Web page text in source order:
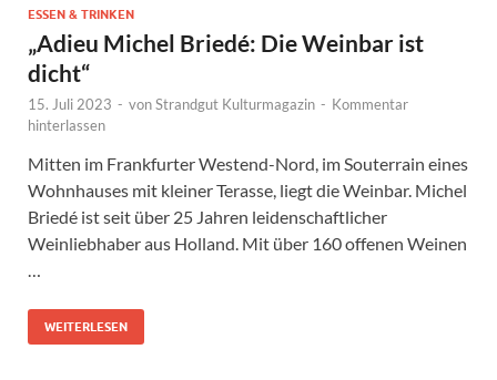
ESSEN & TRINKEN
„Adieu Michel Briedé: Die Weinbar ist
dicht“
15. Juli 2023 - vonStrandgut Kulturmagazin - Kommentar
hinterlassen
Mitten im Frankfurter Westend-Nord, im Souterrain eines
Wohnhauses mit kleiner Terasse, liegt die Weinbar. Michel
Briedé ist seit über 25 Jahren leidenschaftlicher
Weinliebhaber aus Holland. Mit über 160 offenen Weinen
…
WEITERLESEN